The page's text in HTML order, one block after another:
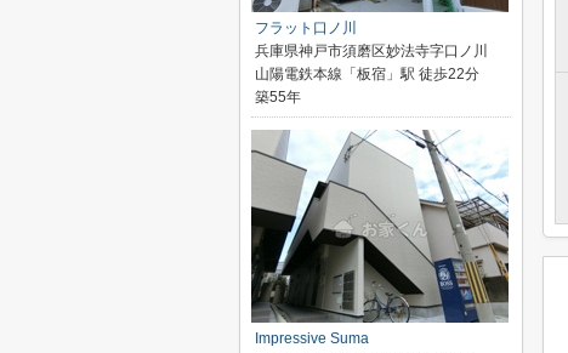
フラット口ノ川
兵庫県神戸市須磨区妙法寺字口ノ川
山陽電鉄本線「板宿」駅 徒歩22分
築55年
Impressive Suma